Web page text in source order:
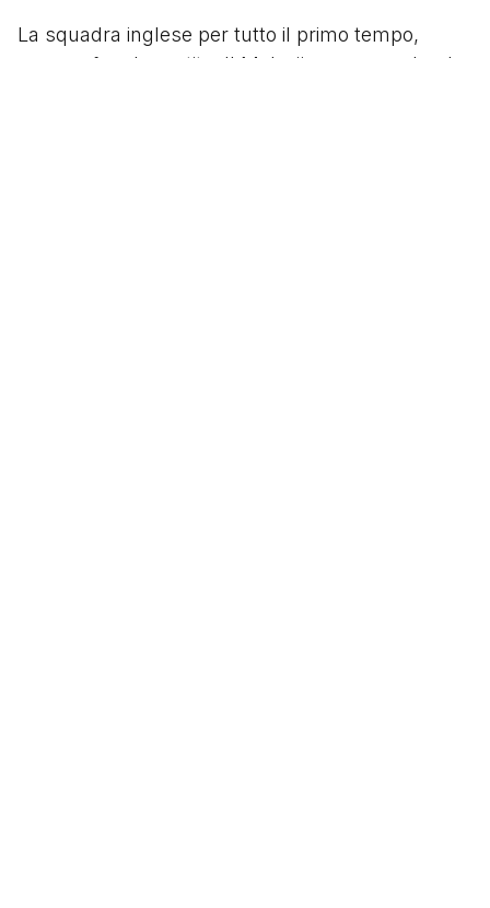
La squadra inglese per tutto il primo tempo,
prova a fare la partita. Il Malmö regge, rendendo